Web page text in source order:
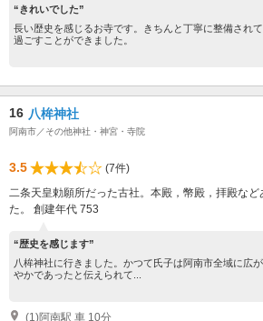
“きれいでした”
長い歴史を感じるお寺です。きちんと丁寧に整備され
過ごすことができました。
16 八桙神社
阿南市／その他神社・神宮・寺院
3.5
(7件)
二条天皇勅願所だった古社。本殿，幣殿，拝殿な
た。 創建年代 753
“歴史を感じます”
八桙神社に行きました。かつて氏子は阿南市全域に広
やかであったと伝えられて...
(1)阿南駅 車 10分